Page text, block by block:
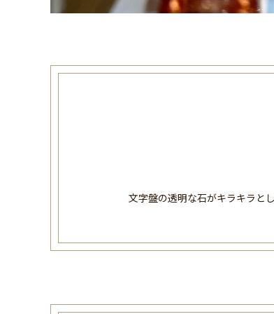
文字盤の透明な石がキラキラと